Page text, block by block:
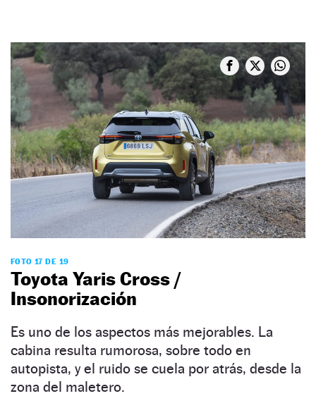
FOTO 17 DE 19
Toyota Yaris Cross /
Insonorización
Es uno de los aspectos más mejorables. La
cabina resulta rumorosa, sobre todo en
autopista, y el ruido se cuela por atrás, desde la
zona del maletero.